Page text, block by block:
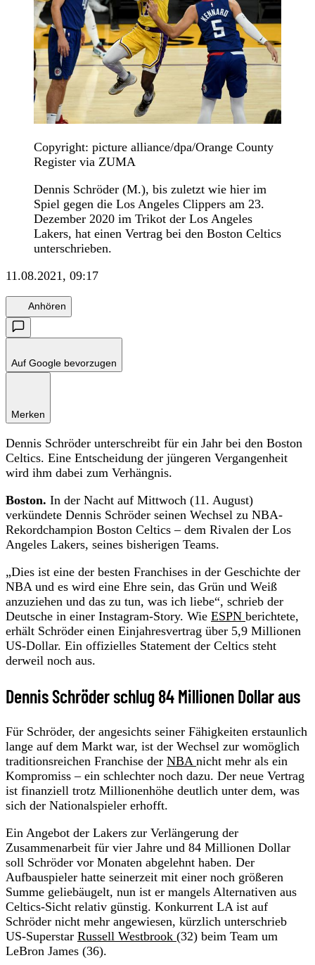
Copyright: picture alliance/dpa/Orange County
Register via ZUMA
Dennis Schröder (M.), bis zuletzt wie hier im
Spiel gegen die Los Angeles Clippers am 23.
Dezember 2020 im Trikot der Los Angeles
Lakers, hat einen Vertrag bei den Boston Celtics
unterschrieben.
11.08.2021, 09:17
Anhören
Auf Google bevorzugen
Merken
Dennis Schröder unterschreibt für ein Jahr bei den Boston
Celtics. Eine Entscheidung der jüngeren Vergangenheit
wird ihm dabei zum Verhängnis.
Boston. In der Nacht auf Mittwoch (11. August)
verkündete Dennis Schröder seinen Wechsel zu NBA-
Rekordchampion Boston Celtics – dem Rivalen der Los
Angeles Lakers, seines bisherigen Teams.
„Dies ist eine der besten Franchises in der Geschichte der
NBA und es wird eine Ehre sein, das Grün und Weiß
anzuziehen und das zu tun, was ich liebe“, schrieb der
Deutsche in einer Instagram-Story. Wie ESPN berichtete,
erhält Schröder einen Einjahresvertrag über 5,9 Millionen
US-Dollar. Ein offizielles Statement der Celtics steht
derweil noch aus.
Dennis Schröder schlug 84 Millionen Dollar aus
Für Schröder, der angesichts seiner Fähigkeiten erstaunlich
lange auf dem Markt war, ist der Wechsel zur womöglich
traditionsreichen Franchise der NBA nicht mehr als ein
Kompromiss – ein schlechter noch dazu. Der neue Vertrag
ist finanziell trotz Millionenhöhe deutlich unter dem, was
sich der Nationalspieler erhofft.
Ein Angebot der Lakers zur Verlängerung der
Zusammenarbeit für vier Jahre und 84 Millionen Dollar
soll Schröder vor Monaten abgelehnt haben. Der
Aufbauspieler hatte seinerzeit mit einer noch größeren
Summe geliebäugelt, nun ist er mangels Alternativen aus
Celtics-Sicht relativ günstig. Konkurrent LA ist auf
Schröder nicht mehr angewiesen, kürzlich unterschrieb
US-Superstar Russell Westbrook (32) beim Team um
LeBron James (36).